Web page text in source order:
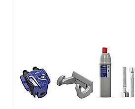
DETAILS